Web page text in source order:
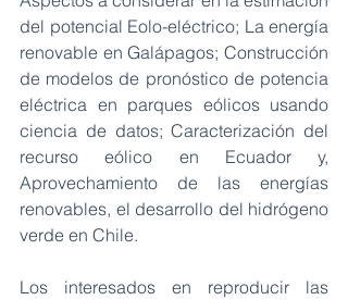
del potencial Eolo-eléctrico; La energía
renovable en Galápagos; Construcción
de modelos de pronóstico de potencia
eléctrica en parques eólicos usando
ciencia de datos; Caracterización del
recurso eólico en Ecuador y,
Aprovechamiento de las energías
renovables, el desarrollo del hidrógeno
verde en Chile.
Los interesados en reproducir las